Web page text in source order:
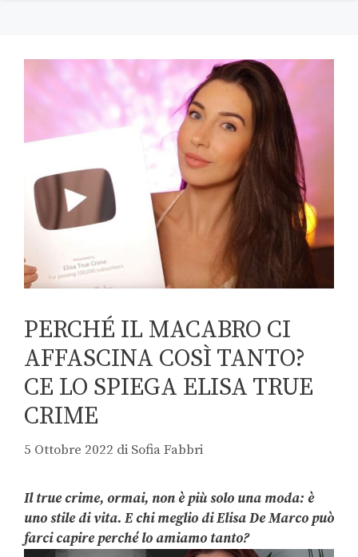
PERCHÉ IL MACABRO CI
AFFASCINA COSÌ TANTO?
CE LO SPIEGA ELISA TRUE
CRIME
5 Ottobre 2022 di Sofia Fabbri
Il true crime, ormai, non è più solo una moda: è
uno stile di vita. E chi meglio di Elisa De Marco può
farci capire perché lo amiamo tanto?